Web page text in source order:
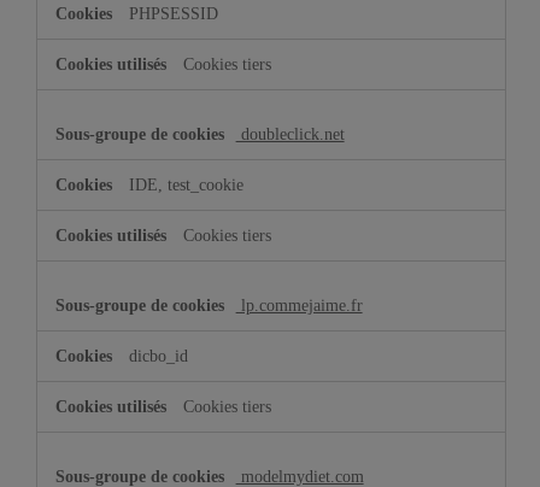
PHPSESSID
Cookies tiers
doubleclick.net
IDE, test_cookie
Cookies tiers
lp.commejaime.fr
dicbo_id
Cookies tiers
modelmydiet.com